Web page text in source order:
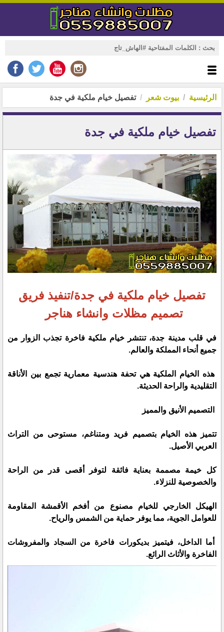
الرئيسية بيوت شعر تفصيل خيام ملكية في جدة
تفصيل خيام ملكية في جدة
تفصيل خيام ملكية في جدة/تنفيذ فريق
تصميم مظلات وانشاء هناجر
في قلب مدينة جدة، تنتشر خيام ملكية فاخرة تجذب الزوار من
جميع أنحاء المملكة والعالم.
هذه الخيام الملكية هي تحفة هندسية معمارية تجمع بين الأناقة
التقليدية والراحة الحديثة.
التصميم الأنيق والمميز
تتميز هذه الخيام بتصميم فريد ومتناغم، مستوحى من التراث
العربي الأصيل.
كل خيمة مصممة بعناية فائقة لتوفر أقصى قدر من الراحة
والخصوصية للنزلاء.
الهيكل الخارجي للخيام مصنوع من أفخم الأقمشة المقاومة
للعوامل الجوية، مما يوفر حماية من الشمس والرياح.
أما الداخل، فيتميز بديكورات فاخرة من السجاد والمفروشات
الفاخرة والأثاث الرائع.